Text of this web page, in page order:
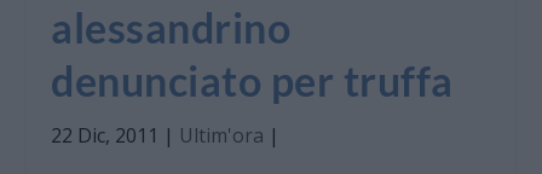
alessandrino
denunciato per truffa
22 Dic, 2011 | Ultim'ora |